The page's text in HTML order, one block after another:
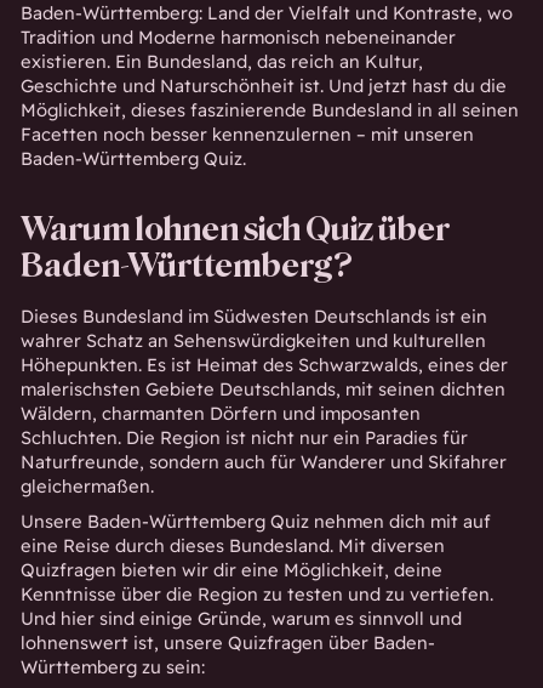
Baden-Württemberg: Land der Vielfalt und Kontraste, wo
Tradition und Moderne harmonisch nebeneinander
existieren. Ein Bundesland, das reich an Kultur,
Geschichte und Naturschönheit ist. Und jetzt hast du die
Möglichkeit, dieses faszinierende Bundesland in all seinen
Facetten noch besser kennenzulernen – mit unseren
Baden-Württemberg Quiz.
Warum lohnen sich Quiz über
Baden-Württemberg?
Dieses Bundesland im Südwesten Deutschlands ist ein
wahrer Schatz an Sehenswürdigkeiten und kulturellen
Höhepunkten. Es ist Heimat des Schwarzwalds, eines der
malerischsten Gebiete Deutschlands, mit seinen dichten
Wäldern, charmanten Dörfern und imposanten
Schluchten. Die Region ist nicht nur ein Paradies für
Naturfreunde, sondern auch für Wanderer und Skifahrer
gleichermaßen.
Unsere Baden-Württemberg Quiz nehmen dich mit auf
eine Reise durch dieses Bundesland. Mit diversen
Quizfragen bieten wir dir eine Möglichkeit, deine
Kenntnisse über die Region zu testen und zu vertiefen.
Und hier sind einige Gründe, warum es sinnvoll und
lohnenswert ist, unsere Quizfragen über Baden-
Württemberg zu sein: